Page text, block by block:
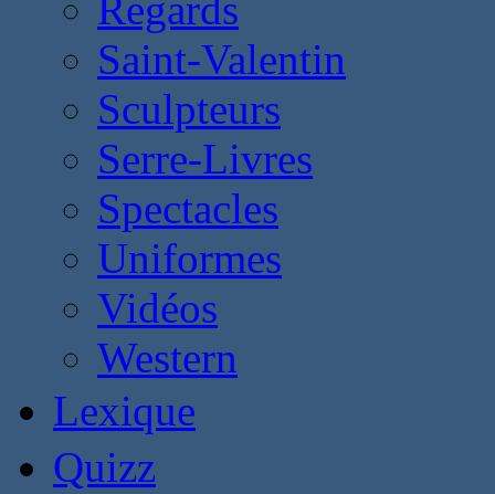
Saint-Valentin
Sculpteurs
Serre-Livres
Spectacles
Uniformes
Vidéos
Western
Lexique
Quizz